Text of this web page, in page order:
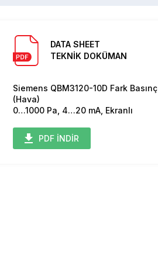
DATA SHEET
TEKNİK DOKÜMAN
Siemens QBM3120-10D Fark
(Hava)
0…1000 Pa, 4…20 mA, Ekranlı
PDF İNDİR